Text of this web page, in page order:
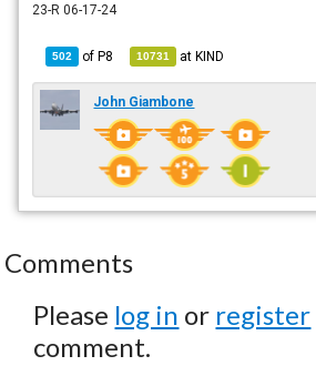
23-R 06-17-24
502 ofP8 10731 atKIND
John Giambone
Comments
Please log in or register
comment.